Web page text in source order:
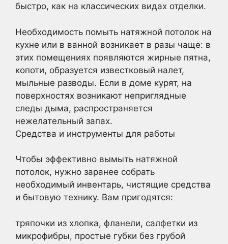
быстро, как на классических видах отделки.
Необходимость помыть натяжной потолок на
кухне или в ванной возникает в разы чаще: в
этих помещениях появляются жирные пятна,
копоти, образуется известковый налет,
мыльные разводы. Если в доме курят, на
поверхностях возникают неприглядные
следы дыма, распространяется
нежелательный запах.
Средства и инструменты для работы
Чтобы эффективно вымыть натяжной
потолок, нужно заранее собрать
необходимый инвентарь, чистящие средства
и бытовую технику. Вам пригодятся:
тряпочки из хлопка, фланели, салфетки из
микрофибры, простые губки без грубой